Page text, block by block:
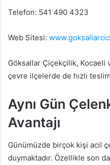
Telefon: 541 490 4323
Web Sitesi:
Göksallar Çiçekçilik, Kocaeli
çevre ilçelerde de hızlı
Aynı Gün
Avantajı
Günümüzde birçok kişi acil
duymaktadır. Özellikle son